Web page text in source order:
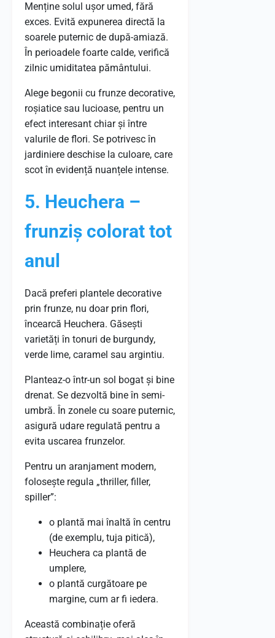
Menține solul ușor umed, fără
exces. Evită expunerea directă la
soarele puternic de după-amiază.
În perioadele foarte calde, verifică
zilnic umiditatea pământului.
Alege begonii cu frunze decorative,
roșiatice sau lucioase, pentru un
efect interesant chiar și între
valurile de flori. Se potrivesc în
jardiniere deschise la culoare, care
scot în evidență nuanțele intense.
5. Heuchera –
frunziș colorat tot
anul
Dacă preferi plantele decorative
prin frunze, nu doar prin flori,
încearcă Heuchera. Găsești
varietăți în tonuri de burgundy,
verde lime, caramel sau argintiu.
Planteaz-o într-un sol bogat și bine
drenat. Se dezvoltă bine în semi-
umbră. În zonele cu soare puternic,
asigură udare regulată pentru a
evita uscarea frunzelor.
Pentru un aranjament modern,
folosește regula „thriller, filler,
spiller”:
o plantă mai înaltă în centru
(de exemplu, tuja pitică),
Heuchera ca plantă de
umplere,
o plantă curgătoare pe
margine, cum ar fi iedera.
Această combinație oferă